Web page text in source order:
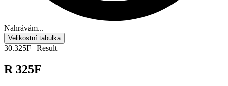
Nahrávám...
Velikostní tabulka
30.325F | Result
R 325F